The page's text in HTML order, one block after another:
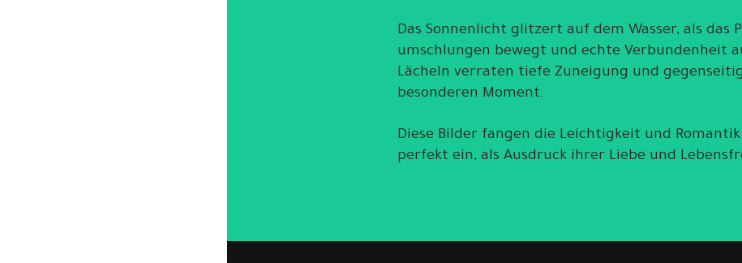
Das Sonnenlicht glitzert auf dem Wasser, als das
umschlungen bewegt und echte Verbundenheit
Lächeln verraten tiefe Zuneigung und
besonderen Moment.
Diese Bilder fangen die Leichtigkeit und
perfekt ein, als Ausdruck ihrer Liebe und